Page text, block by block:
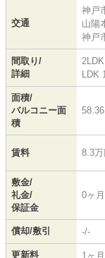
交通
神戸
山陽
神戸
間取り/
詳細
2LDK
LDK
面積/
バルコニー面
積
賃料 8.3万
敷金/
礼金/
保証金
0ヶ
償却/敷引 -/-
更新料 1ヶ